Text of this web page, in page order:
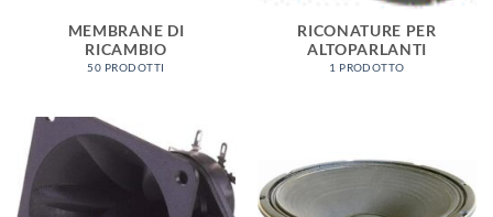
MEMBRANE DI
RICAMBIO
50 PRODOTTI
RICONATURE PER
ALTOPARLANTI
1 PRODOTTO